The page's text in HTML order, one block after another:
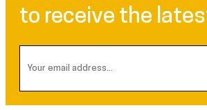
to receive the